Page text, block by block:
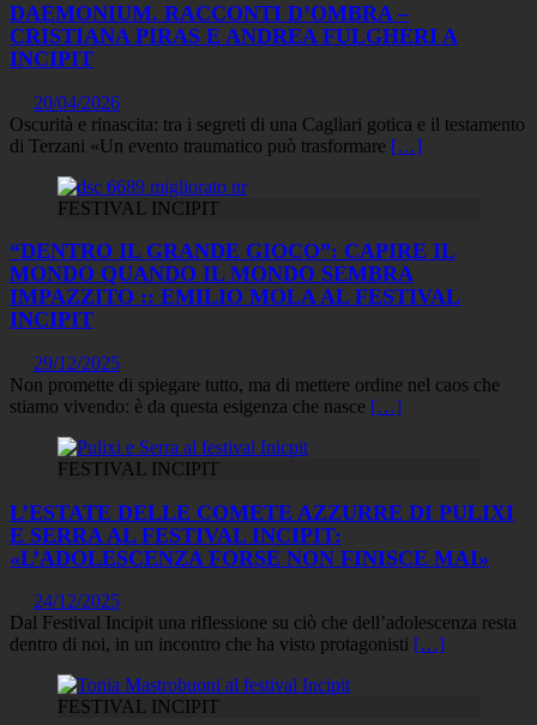
DAEMONIUM. RACCONTI D’OMBRA –
CRISTIANA PIRAS E ANDREA FULGHERI A
INCIPIT
20/04/2026
Oscurità e rinascita: tra i segreti di una Cagliari gotica e il testamento
di Terzani «Un evento traumatico può trasformare […]
FESTIVAL INCIPIT
“DENTRO IL GRANDE GIOCO”: CAPIRE IL
MONDO QUANDO IL MONDO SEMBRA
IMPAZZITO :: EMILIO MOLA AL FESTIVAL
INCIPIT
29/12/2025
Non promette di spiegare tutto, ma di mettere ordine nel caos che
stiamo vivendo: è da questa esigenza che nasce […]
FESTIVAL INCIPIT
L’ESTATE DELLE COMETE AZZURRE DI PULIXI
E SERRA AL FESTIVAL INCIPIT:
«L’ADOLESCENZA FORSE NON FINISCE MAI»
24/12/2025
Dal Festival Incipit una riflessione su ciò che dell’adolescenza resta
dentro di noi, in un incontro che ha visto protagonisti […]
FESTIVAL INCIPIT